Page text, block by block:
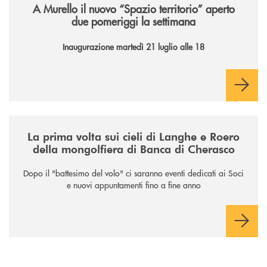
A Murello il nuovo “Spazio territorio” aperto
due pomeriggi la settimana
Inaugurazione martedì 21 luglio alle 18
La prima volta sui cieli di Langhe e Roero
della mongolfiera di Banca di Cherasco
Dopo il "battesimo del volo" ci saranno eventi dedicati ai Soci
e nuovi appuntamenti fino a fine anno